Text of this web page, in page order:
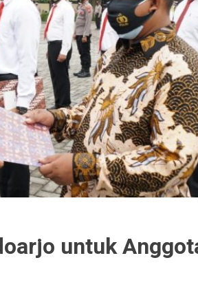
untuk